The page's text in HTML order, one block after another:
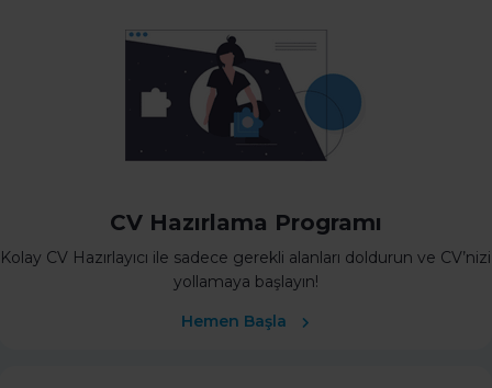
CV Hazırlama Programı
Kolay CV Hazırlayıcı ile sadece gerekli alanları doldurun ve CV’nizi
yollamaya başlayın!
Hemen Başla